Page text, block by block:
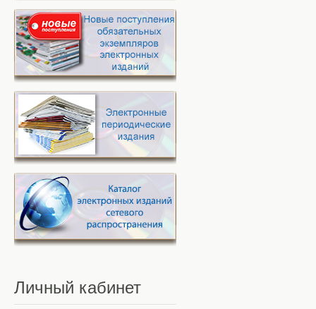
Личный кабинет